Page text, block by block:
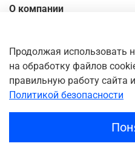
О компании
Доставка
Оплата
Личный кабинет
Продолжая использовать
на обработку файлов
правильную работу сайта
Политикой безопасности